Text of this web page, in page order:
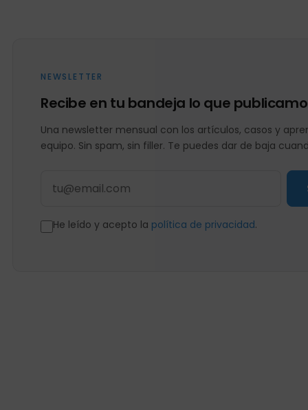
NEWSLETTER
Recibe en tu bandeja lo que
Una newsletter mensual con los artículos, casos y
equipo. Sin spam, sin filler. Te puedes dar de baja
He leído y acepto la política de privacidad.